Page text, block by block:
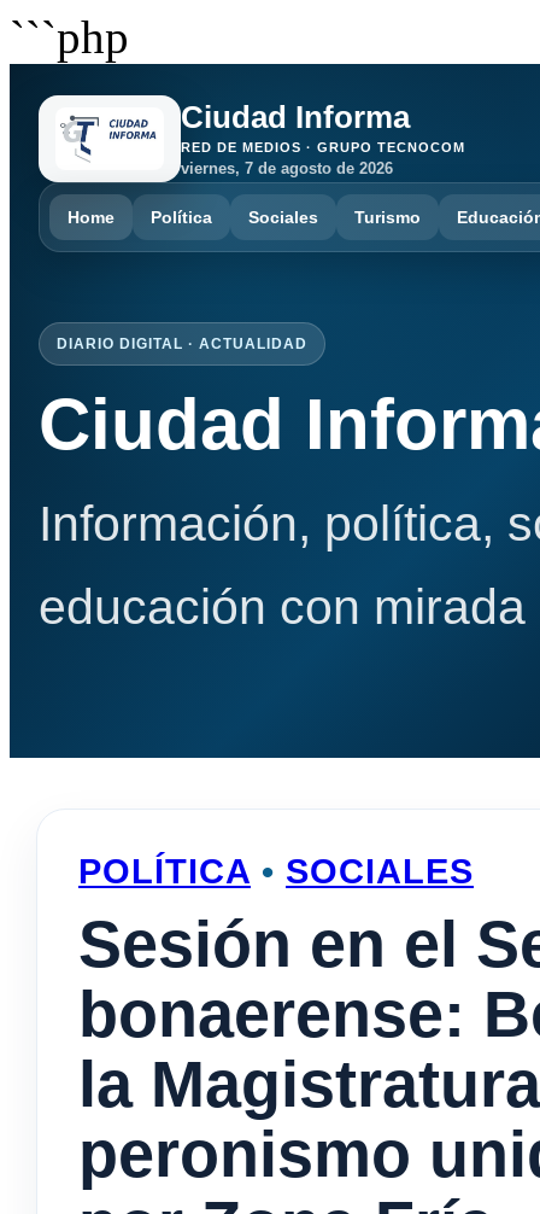
```php
Ciudad Informa
RED DE MEDIOS · GRUPO TECNOCOM
viernes, 7 de agosto de 2026
Home Política Sociales Turismo
DIARIO DIGITAL · ACTUALIDAD
Ciudad
Información, política,
educación con
POLÍTICA • SOCIALES
Sesión en el
bonaerense:
la
peronismo